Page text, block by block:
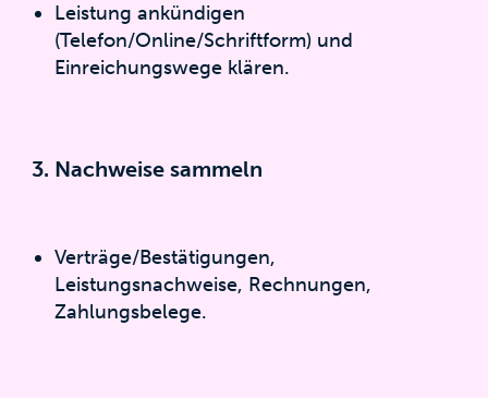
Leistung ankündigen
(Telefon/Online/Schriftform) und
Einreichungswege klären.
3. Nachweise sammeln
Verträge/Bestätigungen,
Leistungsnachweise, Rechnungen,
Zahlungsbelege.